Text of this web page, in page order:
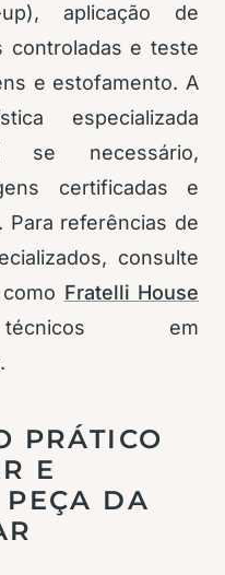
aplicação de
controladas e teste
e estofamento. A
especializada
se necessário,
certificadas e
Para referências de
consulte
Fratelli House
em
.
PRÁTICO
E
DA